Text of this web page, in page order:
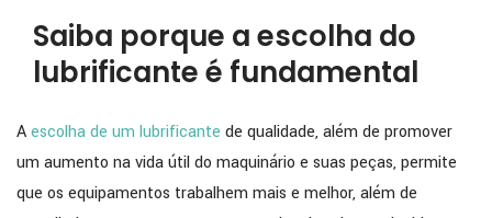
Saiba porque a escolha do
lubrificante é fundamental
Aescolha de um lubrificante de qualidade, além de promover
um aumento na vida útil do maquinário e suas peças, permite
que os equipamentos trabalhem mais e melhor, além de